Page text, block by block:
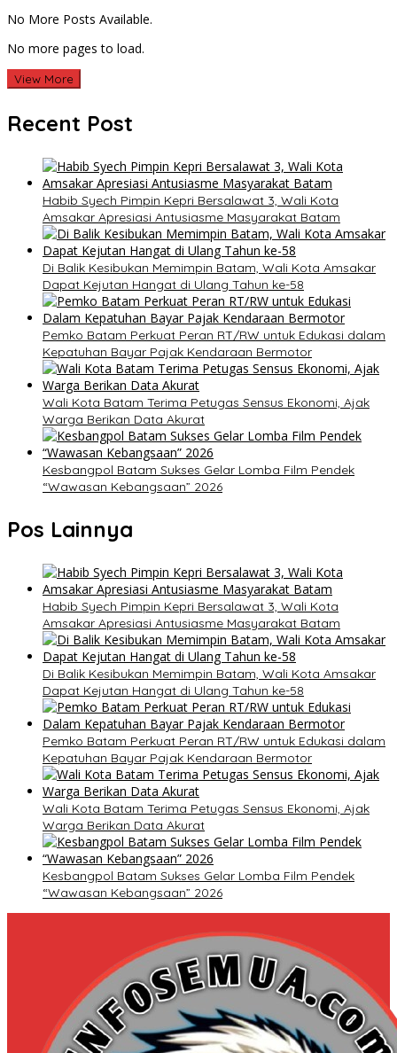
No More Posts Available.
No more pages to load.
View More
Recent Post
Habib Syech Pimpin Kepri Bersalawat 3, Wali Kota
Amsakar Apresiasi Antusiasme Masyarakat Batam
Di Balik Kesibukan Memimpin Batam, Wali Kota Amsakar
Dapat Kejutan Hangat di Ulang Tahun ke-58
Pemko Batam Perkuat Peran RT/RW untuk Edukasi dalam
Kepatuhan Bayar Pajak Kendaraan Bermotor
Wali Kota Batam Terima Petugas Sensus Ekonomi, Ajak
Warga Berikan Data Akurat
Kesbangpol Batam Sukses Gelar Lomba Film Pendek
“Wawasan Kebangsaan” 2026
Pos Lainnya
Habib Syech Pimpin Kepri Bersalawat 3, Wali Kota
Amsakar Apresiasi Antusiasme Masyarakat Batam
Di Balik Kesibukan Memimpin Batam, Wali Kota Amsakar
Dapat Kejutan Hangat di Ulang Tahun ke-58
Pemko Batam Perkuat Peran RT/RW untuk Edukasi dalam
Kepatuhan Bayar Pajak Kendaraan Bermotor
Wali Kota Batam Terima Petugas Sensus Ekonomi, Ajak
Warga Berikan Data Akurat
Kesbangpol Batam Sukses Gelar Lomba Film Pendek
“Wawasan Kebangsaan” 2026